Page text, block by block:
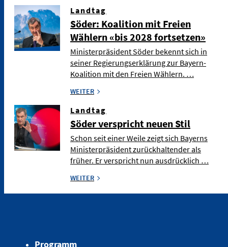
Landtag
Söder: Koalition mit Freien
Wählern «bis 2028 fortsetzen»
Ministerpräsident Söder bekennt sich in
seiner Regierungserklärung zur Bayern-
Koalition mit den Freien Wählern. …
WEITER
Landtag
Söder verspricht neuen Stil
Schon seit einer Weile zeigt sich Bayerns
Ministerpräsident zurückhaltender als
früher. Er verspricht nun ausdrücklich …
WEITER
Programm